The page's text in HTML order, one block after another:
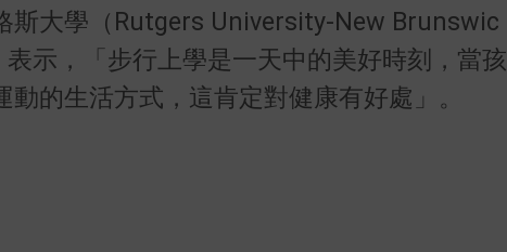
斯大學（Rutgers University-New Brunswic
示，「步行上學是一天中的美好時刻，當孩
的生活方式，這肯定對健康有好處」。